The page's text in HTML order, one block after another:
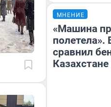
МНЕНИЕ
«Машина
полетела».
сравнил